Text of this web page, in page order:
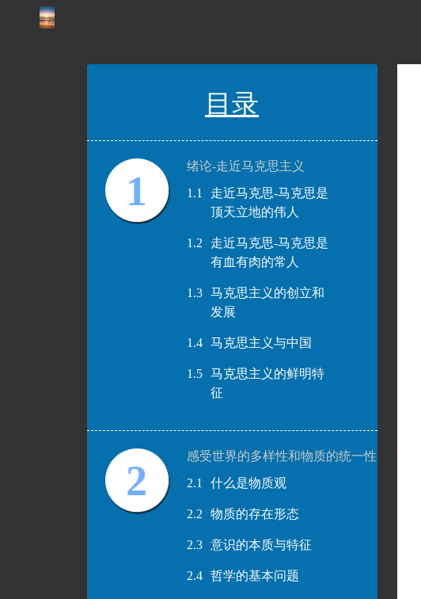
目录
1
绪论-走近马克思主义
1.1
走近马克思-马克思是
顶天立地的伟人
1.2
走近马克思-马克思是
有血有肉的常人
1.3
马克思主义的创立和
发展
1.4 马克思主义与中国
1.5
马克思主义的鲜明特
征
2
感受世界的多样性和物质的统一性
2.1
什么是物质观
2.2 物质的存在形态
2.3 意识的本质与特征
2.4 哲学的基本问题